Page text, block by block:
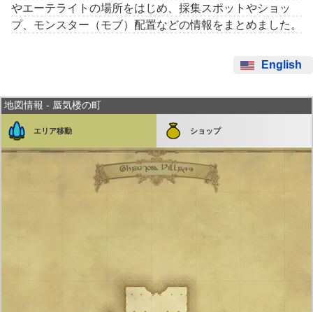
やエーテライトの場所をはじめ、採集スポットやショッ
プ、モンスター（モブ）配置などの情報をまとめました。
English
地図情報 - 蜃気楼の町
エリア移動 ショップ